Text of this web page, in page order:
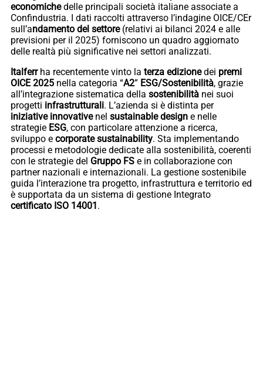
economichedelle principali società italiane associate a
Confindustria. I dati raccolti attraverso l’indagine OICE/CEr
sull’andamento del settore(relativi ai bilanci 2024 e alle
previsioni per il 2025) forniscono un quadro aggiornato
delle realtà più significative nei settori analizzati.
Italferrha recentemente vinto la terza edizionedei premi
OICE 2025 nella categoria “A2” ESG/Sostenibilità, grazie
all’integrazione sistematica della sostenibilità nei suoi
progetti infrastrutturali. L’azienda si è distinta per
iniziative innovativenel sustainable design e nelle
strategie ESG, con particolare attenzione a ricerca,
sviluppo e corporate sustainability. Sta implementando
processi e metodologie dedicate alla sostenibilità, coerenti
con le strategie del Gruppo FS e in collaborazione con
partner nazionali e internazionali. La gestione sostenibile
guida l’interazione tra progetto, infrastruttura e territorio ed
è supportata da un sistema di gestione Integrato
certificato ISO 14001.